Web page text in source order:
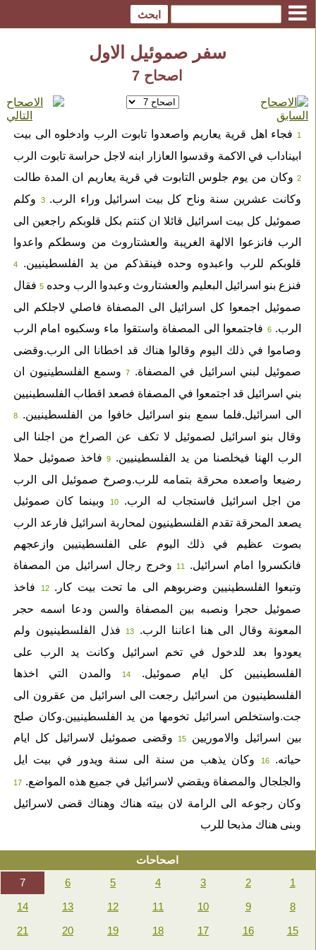
سفر صموئيل الاول
اصحاح 7
1فجاء اهل قرية يعاريم واصعدوا تابوت الرب وادخلوه الى بيت
ابيناداب في الاكمة وقدسوا العازار ابنه لاجل حراسة تابوت الرب
2وكان من يوم جلوس التابوت في قرية يعاريم ان المدة طالت
وكانت عشرين سنة وناح كل بيت اسرائيل وراء الرب. 3وكلم
صموئيل كل بيت اسرائيل قائلا ان كنتم بكل قلوبكم راجعين الى
الرب فانزعوا الالهة الغريبة والعشتاروث من وسطكم واعدوا
قلوبكم للرب واعبدوه وحده فينقذكم من يد الفلسطينيين.
4
فنزع بنو اسرائيل البعليم والعشتاروث وعبدوا الرب وحده 5فقال
صموئيل اجمعوا كل اسرائيل الى المصفاة فاصلي لاجلكم الى
الرب. 6فاجتمعوا الى المصفاة واستقوا ماء وسكبوه امام الرب
وصاموا في ذلك اليوم وقالوا هناك قد اخطانا الى الرب.وقضى
صموئيل لبني اسرائيل في المصفاة.
7وسمع الفلسطينيون ان
بني اسرائيل قد اجتمعوا في المصفاة فصعد اقطاب الفلسطينيين
الى اسرائيل.فلما سمع بنو اسرائيل خافوا من الفلسطينيين.
8
وقال بنو اسرائيل لصموئيل لا تكف عن الصراخ من اجلنا الى
الرب الهنا فيخلصنا من يد الفلسطينيين.
9فاخذ صموئيل حملا
رضيعا واصعده محرقة بتمامه للرب.وصرخ صموئيل الى الرب
من اجل اسرائيل فاستجاب له الرب.
10وبينما كان صموئيل
يصعد المحرقة تقدم الفلسطينيون لمحاربة اسرائيل فارعد الرب
بصوت عظيم في ذلك اليوم على الفلسطينيين وازعجهم
فانكسروا امام اسرائيل.
11وخرج رجال اسرائيل من المصفاة
وتبعوا الفلسطينيين وضربوهم الى ما تحت بيت كار.
12فاخذ
صموئيل حجرا ونصبه بين المصفاة والسن ودعا اسمه حجر
المعونة وقال الى هنا اعاننا الرب.
13فذل الفلسطينيون ولم
يعودوا بعد للدخول في تخم اسرائيل وكانت يد الرب على
الفلسطينيين كل ايام صموئيل.
14والمدن التي اخذها
الفلسطينيون من اسرائيل رجعت الى اسرائيل من عقرون الى
جت.واستخلص اسرائيل تخومها من يد الفلسطينيين.وكان صلح
بين اسرائيل والاموريين
15وقضى صموئيل لاسرائيل كل ايام
حياته.
16وكان يذهب من سنة الى سنة ويدور في بيت ايل
والجلجال والمصفاة ويقضي لاسرائيل في جميع هذه المواضع. 17
وكان رجوعه الى الرامة لان بيته هناك وهناك قضى لاسرائيل
وبنى هناك مذبحا للرب
اصحاحات
1
2
3
4
5
6
7
8
9
10
11
12
13
14
15
16
17
18
19
20
21